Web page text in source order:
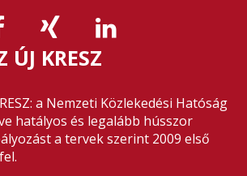
ÚJ KRESZ
a Nemzeti Közlekedési Hatóság
hatályos és legalább hússzor
a tervek szerint 2009 első